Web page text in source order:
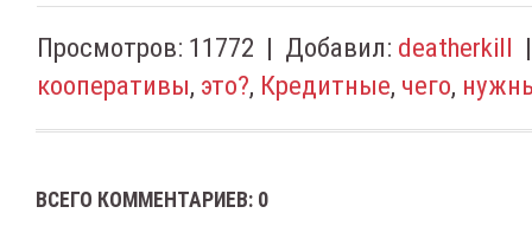
Просмотров: 11772 | Добавил: deatherkill
кооперативы, это?, Кредитные, чего,
ВСЕГО КОММЕНТАРИЕВ: 0